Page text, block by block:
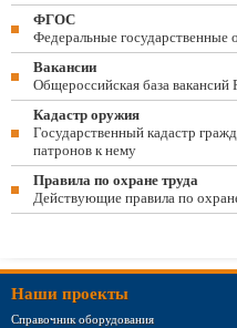
ФГОС
Федеральные государственные
Вакансии
Общероссийская база вакансий
Кадастр оружия
Государственный кадастр
патронов к нему
Правила по охране труда
Действующие правила по
Наши проекты
Справочник оборудования